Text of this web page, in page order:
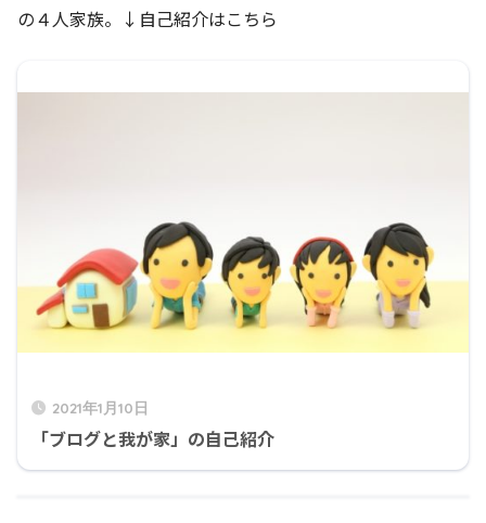
の４人家族。↓自己紹介はこちら
2021年1月10日
「ブログと我が家」の自己紹介